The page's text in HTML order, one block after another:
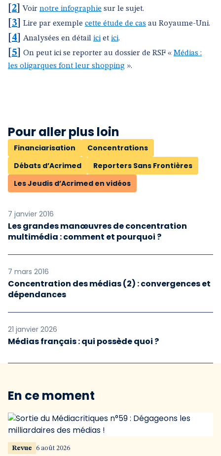
2 ]Voir notre infographie sur le sujet.
3 Lire par exemple cette étude de cas au Royaume-Uni.
4 Analysées en détail ici et ici.
5 On peut ici se reporter au dossier de RSF « Médias :
les oligarques font leur shopping ».
Pour aller plus loin
Financiarisation
Concentrations
Débats d’Acrimed
Reporters Sans Frontières
Les Jeudis d’Acrimed en vidéos
7 janvier 2016
Les grandes manœuvres de concentration
multimédia : comment et pourquoi ?
7 mars 2016
Concentration des médias (2) : convergences et
dépendances
21 janvier 2026
Médias français : qui possède quoi ?
En ce moment
Revue 6 août 2026